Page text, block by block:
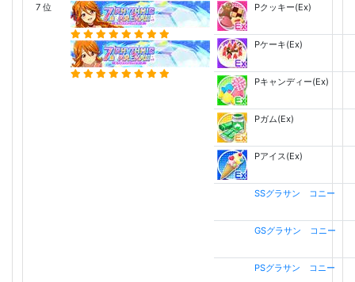
7 位 Pクッキー(Ex)
Pケーキ(Ex)
Pキャンディー(Ex)
Pガム(Ex)
Pアイス(Ex)
SSグラサン コニー
GSグラサン コニー
PSグラサン コニー